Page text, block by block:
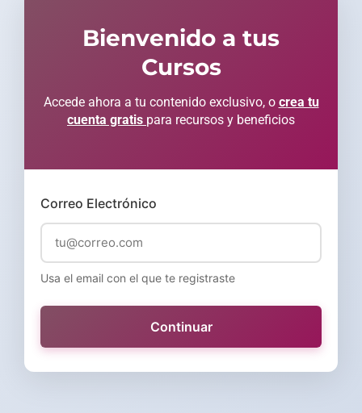
Bienvenido a tus
Cursos
Accede ahora a tu contenido exclusivo, o crea tu
cuenta gratis para recursos y beneficios
Correo Electrónico
Usa el email con el que te registraste
Continuar